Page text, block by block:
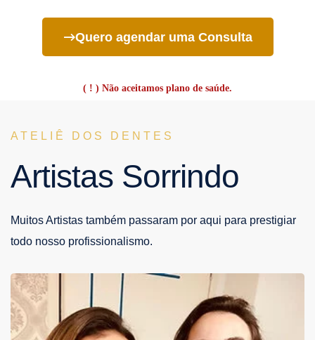
Quero agendar uma Consulta
( ! ) Não aceitamos plano de saúde.
ATELIÊ DOS DENTES
Artistas Sorrindo
Muitos Artistas também passaram por aqui para prestigiar
todo nosso profissionalismo.